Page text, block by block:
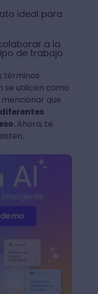
ideal para
a la
de trabajo
términos
se utilicen como
que
Ahora, te